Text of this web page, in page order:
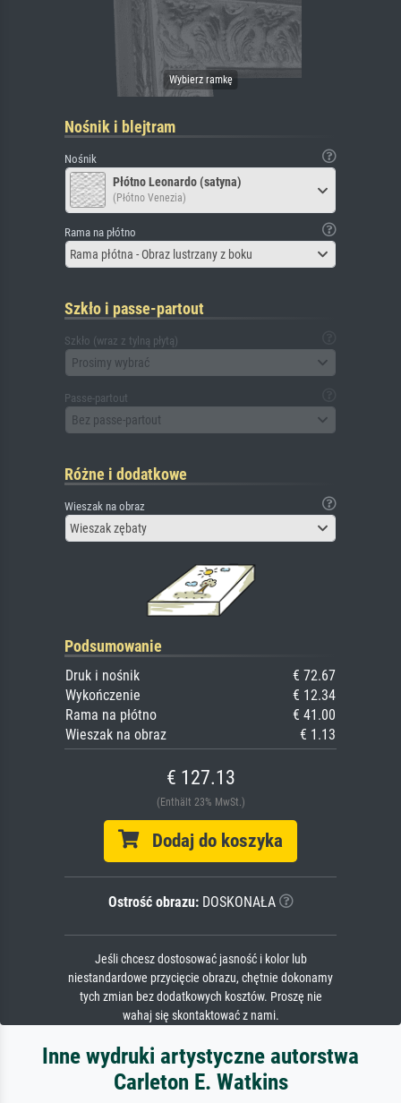
Nośnik i blejtram
Nośnik
Płótno Leonardo (satyna)
(Płótno Venezia)
Rama na płótno
Rama płótna - Obraz lustrzany z boku
Szkło i passe-partout
Szkło (wraz z tylną płytą)
Prosimy wybrać
Passe-partout
Bez passe-partout
Różne i dodatkowe
Wieszak na obraz
Wieszak zębaty
Podsumowanie
Druk i nośnik
€ 72.67
Wykończenie
€ 12.34
Rama na płótno
€ 41.00
Wieszak na obraz
€ 1.13
€ 127.13
(Enthält 23% MwSt.)
Dodaj do koszyka
Ostrość obrazu:DOSKONAŁA
Jeśli chcesz dostosować jasność i kolor lub
niestandardowe przycięcie obrazu, chętnie dokonamy
tych zmian bez dodatkowych kosztów. Proszę nie
wahaj się skontaktować z nami.
Inne wydruki artystyczne autorstwa
Carleton E. Watkins